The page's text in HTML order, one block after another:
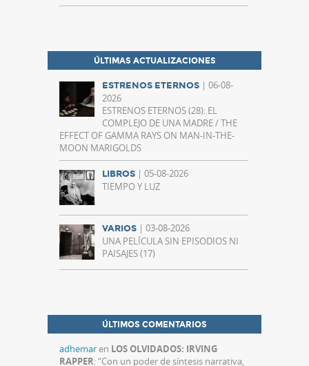
ÚLTIMAS ACTUALIZACIONES
ESTRENOS ETERNOS | 06-08-
2026
ESTRENOS ETERNOS (28): EL
COMPLEJO DE UNA MADRE / THE
EFFECT OF GAMMA RAYS ON MAN-IN-THE-
MOON MARIGOLDS
LIBROS | 05-08-2026
TIEMPO Y LUZ
VARIOS | 03-08-2026
UNA PELÍCULA SIN EPISODIOS NI
PAISAJES (17)
ÚLTIMOS COMENTARIOS
adhemaren LOS OLVIDADOS: IRVING
RAPPER: “Con un poder de síntesis narrativa,